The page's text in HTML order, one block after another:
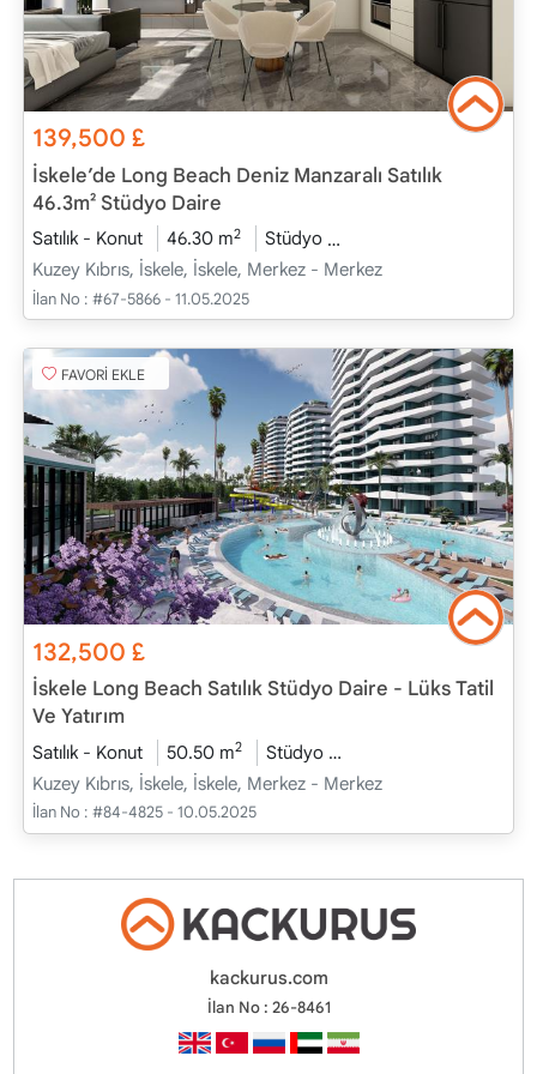
139,500£
İskele’de Long Beach Deniz Manzaralı Satılık
46.3m² Stüdyo Daire
Satılık - Konut 46.30 m2 Stüdyo
Kuzey Kıbrıs, İskele, İskele, Merkez - Merkez
İlan No : #67-5866 - 11.05.2025
FAVORİ EKLE
132,500£
İskele Long Beach Satılık Stüdyo Daire - Lüks Tatil
Ve Yatırım
Satılık - Konut 50.50 m2 Stüdyo
Kuzey Kıbrıs, İskele, İskele, Merkez - Merkez
İlan No : #84-4825 - 10.05.2025
kackurus.com
İlan No : 26-8461